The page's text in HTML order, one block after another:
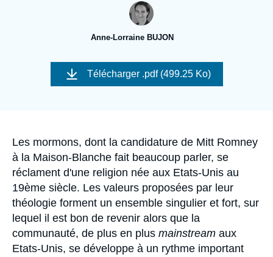
Se connecter
Proche-Orient
Anne-Lorraine BUJON
Image
couverture
Télécharger .pdf (499.25 Ko)
Accroche
Les mormons, dont la candidature de Mitt Romney
à la Maison-Blanche fait beaucoup parler, se
réclament d'une religion née aux Etats-Unis au
19ème siècle. Les valeurs proposées par leur
théologie forment un ensemble singulier et fort, sur
lequel il est bon de revenir alors que la
communauté, de plus en plus mainstream aux
Etats-Unis, se développe à un rythme important